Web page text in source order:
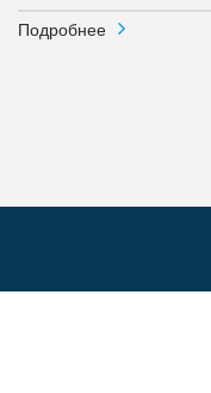
Подробнее